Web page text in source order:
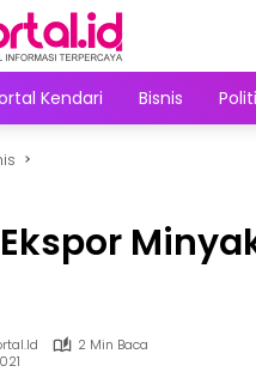
Kendari Bisnis
2 Min Baca